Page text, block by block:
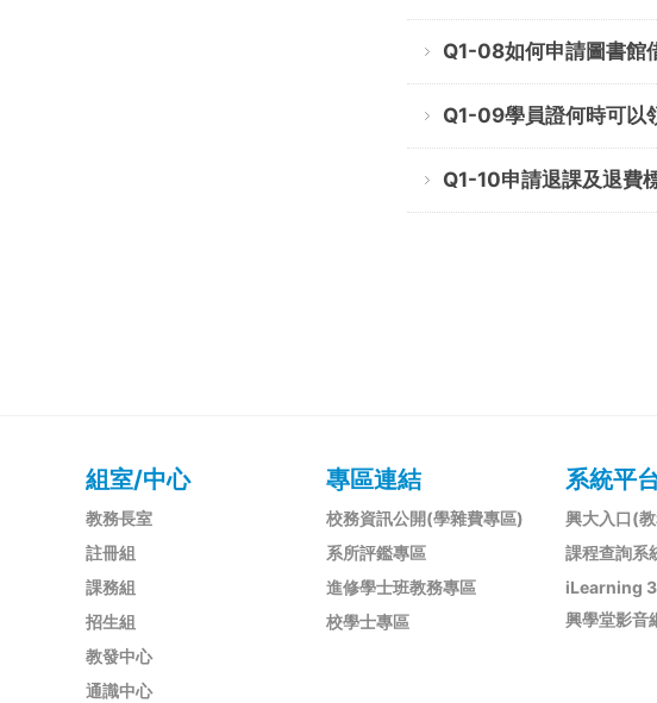
Q1-08如何申請圖書館
Q1-09學員證何時可以
Q1-10申請退課及退費
組室/中心
教務長室
註冊組
課務組
招生組
教發中心
通識中心
專區連結
校務資訊公開(學雜費專區)
系所評鑑專區
進修學士班教務專區
校學士專區
系統平
興大入口(
課程查詢系
iLearning
興學堂影音